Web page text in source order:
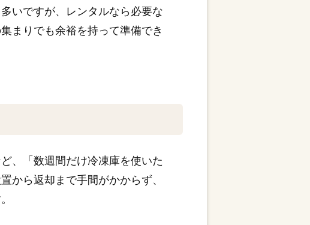
いですが、レンタルなら必要な
まりでも余裕を持って準備でき
、「数週間だけ冷凍庫を使いた
から返却まで手間がかからず、